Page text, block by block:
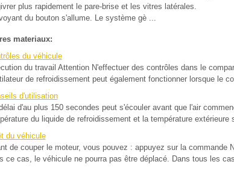
plus rapidement le pare-brise et les vitres latérales.
voyant du bouton s'allume. Le système gè ...
materiaux:
du véhicule
du travail Attention N'effectuer des contrôles dans le
de refroidissement peut également fonctionner lorsque le
d'utilisation
d'au plus 150 secondes peut s'écouler avant que l'air
du liquide de refroidissement et la température
du véhicule
de couper le moteur, vous pouvez : appuyez sur la commande
ce cas, le véhicule ne pourra pas être déplacé. Dans tous les